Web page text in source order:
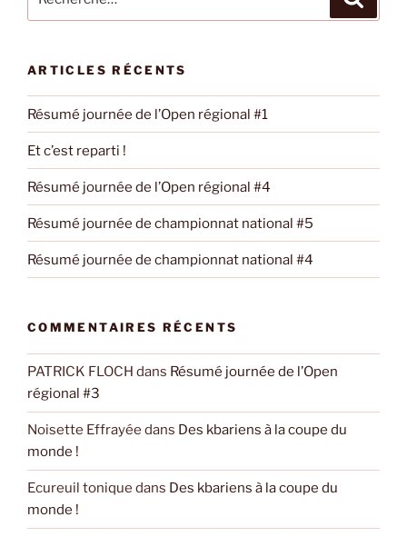
pour
ARTICLES RÉCENTS
Résumé journée de l’Open régional #1
Et c’est reparti !
Résumé journée de l’Open régional #4
Résumé journée de championnat national #5
Résumé journée de championnat national #4
COMMENTAIRES RÉCENTS
PATRICK FLOCH dans Résumé journée de l’Open
régional #3
Noisette Effrayée dans Des kbariens à la coupe du
monde !
Ecureuil tonique dans Des kbariens à la coupe du
monde !